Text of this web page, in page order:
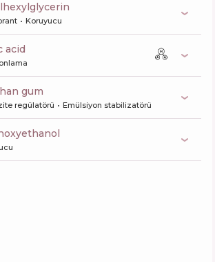
Koruyucu
acid
gum
regülatörü Emülsiyon stabilizatörü